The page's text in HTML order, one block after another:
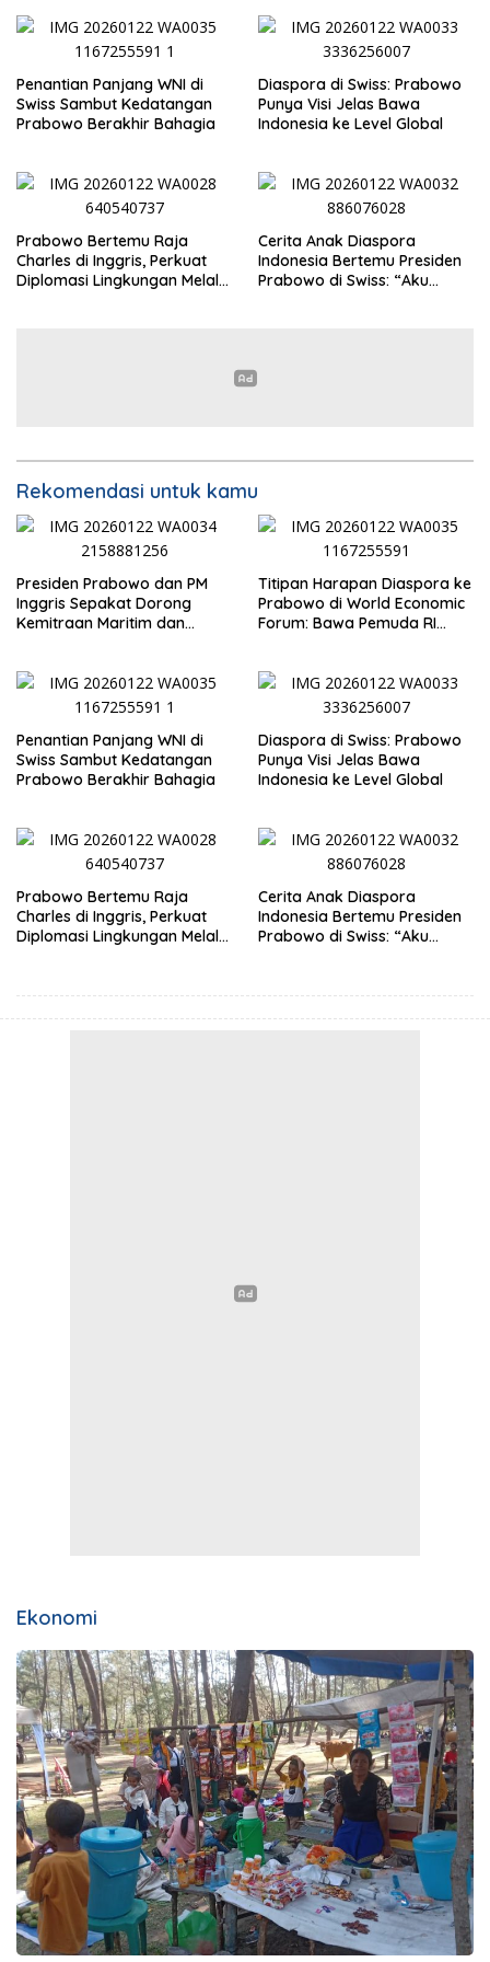
Penantian Panjang WNI di
Swiss Sambut Kedatangan
Prabowo Berakhir Bahagia
Diaspora di Swiss: Prabowo
Punya Visi Jelas Bawa
Indonesia ke Level Global
Prabowo Bertemu Raja
Charles di Inggris, Perkuat
Diplomasi Lingkungan Melalui
Cerita Anak Diaspora
Indonesia Bertemu Presiden
Prabowo di Swiss: “Aku
Rekomendasi untuk kamu
Presiden Prabowo dan PM
Inggris Sepakat Dorong
Kemitraan Maritim dan
Titipan Harapan Diaspora ke
Prabowo di World Economic
Forum: Bawa Pemuda RI
Penantian Panjang WNI di
Swiss Sambut Kedatangan
Prabowo Berakhir Bahagia
Diaspora di Swiss: Prabowo
Punya Visi Jelas Bawa
Indonesia ke Level Global
Prabowo Bertemu Raja
Charles di Inggris, Perkuat
Diplomasi Lingkungan Melalui
Cerita Anak Diaspora
Indonesia Bertemu Presiden
Prabowo di Swiss: “Aku
Ekonomi